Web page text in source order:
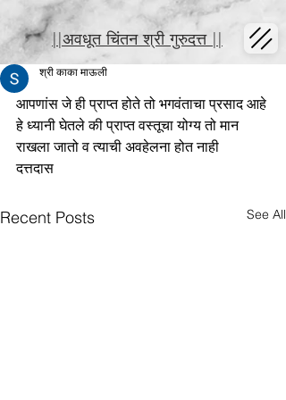
||अवधूत चिंतन श्री गुरुदत्त ||
श्री काका माऊली
आपणांस जे ही प्राप्त होते तो भगवंताचा प्रसाद आहे
हे ध्यानी घेतले की प्राप्त वस्तूचा योग्य तो मान
राखला जातो व त्याची अवहेलना होत नाही
दत्तदास
Recent Posts See All